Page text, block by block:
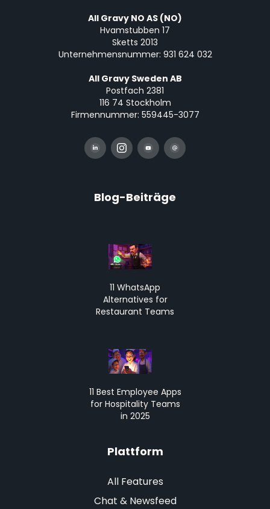
All Gravy NO AS (NO)
Hvamstubben 17
Sketts 2013
Unternehmensnummer: 931 624 032
All Gravy Sweden AB
Postfach 2381
116 74 Stockholm
Firmennummer: 559445-3077
Blog-Beiträge
11 WhatsApp
Alternatives for
Restaurant Teams
11 Best Employee Apps
for Hospitality Teams
in 2025
Plattform
All Features
Chat & Newsfeed